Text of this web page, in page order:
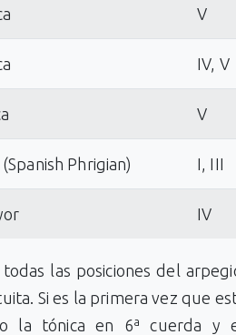
V
IV, V
V
Phrigian) I, III
IV
las posiciones del
Si es la primera vez que
la tónica en 6ª cuerda y